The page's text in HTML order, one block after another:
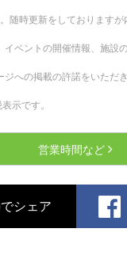
時更新をしておりますが
ベントの開催情報、施設
への掲載の許諾をいただ
示です。
営業時間など
シェア